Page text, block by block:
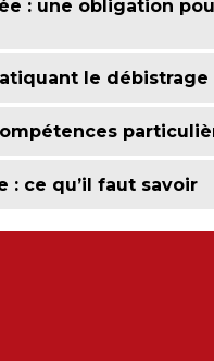
: une obligation
le débistrage
: ce qu’il faut savoir